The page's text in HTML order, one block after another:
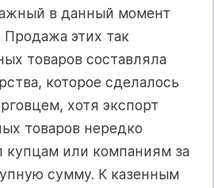
в данный момент
этих так
товаров составляла
которое сделалось
хотя экспорт
товаров нередко
купцам или компаниям за
сумму. К казенным